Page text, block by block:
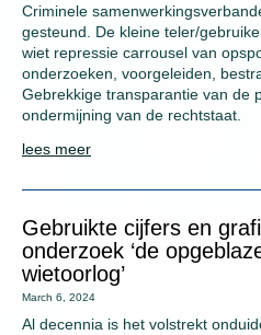
Criminele
gesteund. De kleine teler/
wiet repressie carrousel van
onderzoeken, voorgeleiden,
Gebrekkige transparantie van de
ondermijning van de rechtstaat.
lees meer
Gebruikte cijfers en
onderzoek ‘de
wietoorlog’
March 6, 2024
Al decennia is het volstrekt